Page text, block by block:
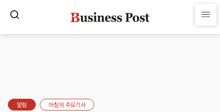
알림 아침의 주요기사